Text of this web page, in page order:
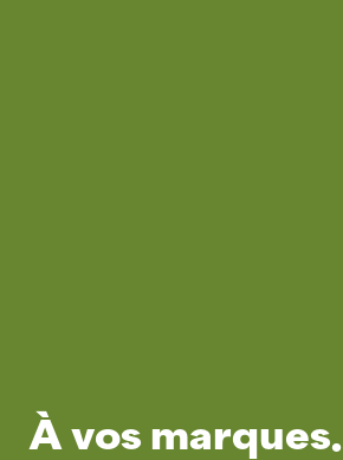
À vos marques.